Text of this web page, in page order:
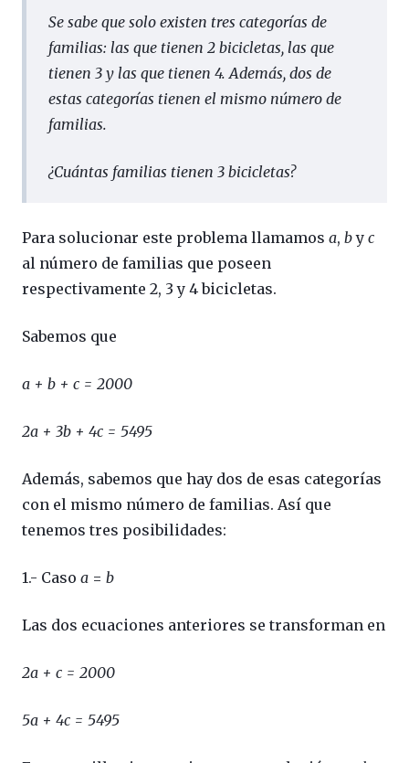
Se sabe que solo existen tres categorías de
familias: las que tienen 2 bicicletas, las que
tienen 3 y las que tienen 4. Además, dos de
estas categorías tienen el mismo número de
familias.
¿Cuántas familias tienen 3 bicicletas?
Para solucionar este problema llamamos a, by c
al número de familias que poseen
respectivamente 2, 3 y 4 bicicletas.
Sabemos que
a + b + c = 2000
2a + 3b + 4c = 5495
Además, sabemos que hay dos de esas categorías
con el mismo número de familias. Así que
tenemos tres posibilidades:
1.- Caso a = b
Las dos ecuaciones anteriores se transforman en
2a + c = 2000
5a + 4c = 5495